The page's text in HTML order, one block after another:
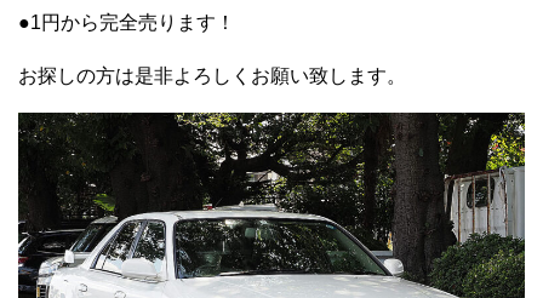
●1円から完全売ります！
お探しの方は是非よろしくお願い致します。